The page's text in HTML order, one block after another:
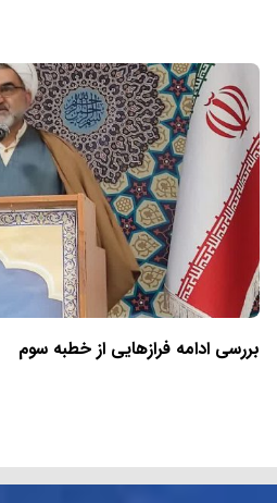
بررسی ادامه فرازهایی از خطبه سوم